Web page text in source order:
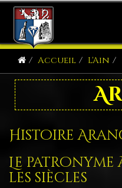
Accueil L'Ain
Histoire
Le
les siècles